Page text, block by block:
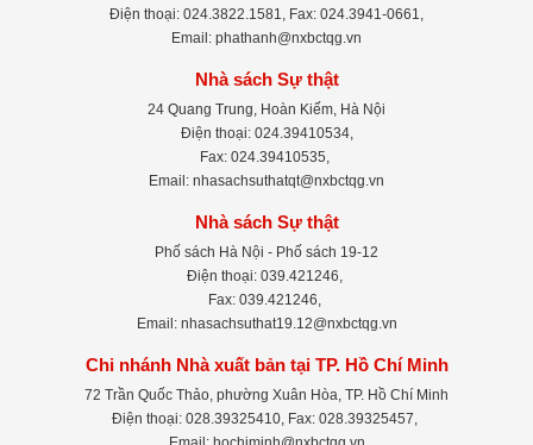
Điện thoại: 024.3822.1581, Fax: 024.3941-0661,
Email: phathanh@nxbctqg.vn
Nhà sách Sự thật
24 Quang Trung, Hoàn Kiếm, Hà Nội
Điện thoại: 024.39410534,
Fax: 024.39410535,
Email: nhasachsuthatqt@nxbctqg.vn
Nhà sách Sự thật
Phố sách Hà Nội - Phố sách 19-12
Điện thoại: 039.421246,
Fax: 039.421246,
Email: nhasachsuthat19.12@nxbctqg.vn
Chi nhánh Nhà xuất bản tại TP. Hồ Chí Minh
72 Trần Quốc Thảo, phường Xuân Hòa, TP. Hồ Chí Minh
Điện thoại: 028.39325410, Fax: 028.39325457,